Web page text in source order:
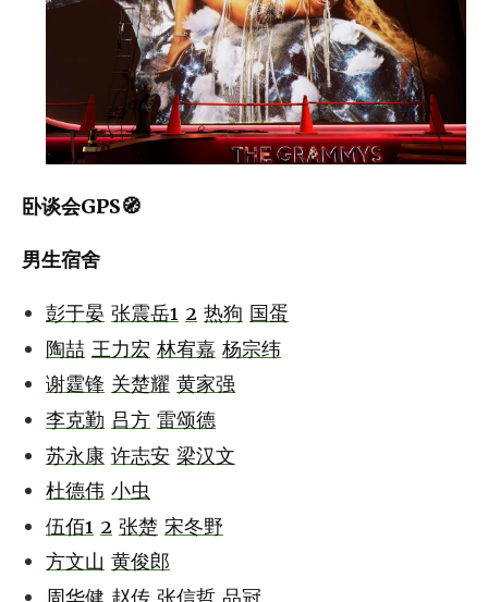
卧谈会GPS🧭
男生宿舍
彭于晏 张震岳1 2 热狗 国蛋
陶喆 王力宏 林宥嘉 杨宗纬
谢霆锋 关楚耀 黄家强
李克勤 吕方 雷颂德
苏永康 许志安 梁汉文
杜德伟 小虫
伍佰1 2 张楚 宋冬野
方文山 黄俊郎